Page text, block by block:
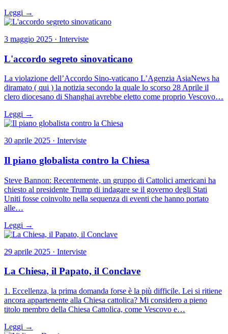
Leggi →
3 maggio 2025 · Interviste
L'accordo segreto sinovaticano
La violazione dell’Accordo Sino-vaticano L’Agenzia AsiaNews ha
diramato ( qui ) la notizia secondo la quale lo scorso 28 Aprile il
clero diocesano di Shanghai avrebbe eletto come proprio Vescovo…
Leggi →
30 aprile 2025 · Interviste
Il piano globalista contro la Chiesa
Steve Bannon: Recentemente, un gruppo di Cattolici americani ha
chiesto al presidente Trump di indagare se il governo degli Stati
Uniti fosse coinvolto nella sequenza di eventi che hanno portato
alle…
Leggi →
29 aprile 2025 · Interviste
La Chiesa, il Papato, il Conclave
1. Eccellenza, la prima domanda forse è la più difficile. Lei si ritiene
ancora appartenente alla Chiesa cattolica? Mi considero a pieno
titolo membro della Chiesa Cattolica, come Vescovo e…
Leggi →